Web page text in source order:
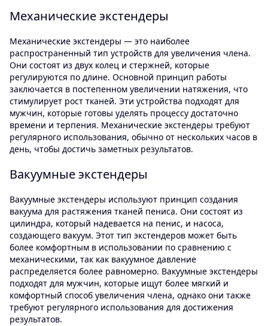
Механические экстендеры
Механические экстендеры — это наиболее
распространенный тип устройств для увеличения члена.
Они состоят из двух колец и стержней, которые
регулируются по длине. Основной принцип работы
заключается в постепенном увеличении натяжения, что
стимулирует рост тканей. Эти устройства подходят для
мужчин, которые готовы уделять процессу достаточно
времени и терпения. Механические экстендеры требуют
регулярного использования, обычно от нескольких часов в
день, чтобы достичь заметных результатов.
Вакуумные экстендеры
Вакуумные экстендеры используют принцип создания
вакуума для растяжения тканей пениса. Они состоят из
цилиндра, который надевается на пенис, и насоса,
создающего вакуум. Этот тип экстендеров может быть
более комфортным в использовании по сравнению с
механическими, так как вакуумное давление
распределяется более равномерно. Вакуумные экстендеры
подходят для мужчин, которые ищут более мягкий и
комфортный способ увеличения члена, однако они также
требуют регулярного использования для достижения
результатов.